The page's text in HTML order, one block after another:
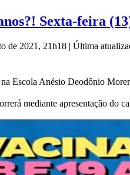
Sexta-feira
de 2021, 21h18 | Última
Escola Anésio Deodônio
mediante apresentação do